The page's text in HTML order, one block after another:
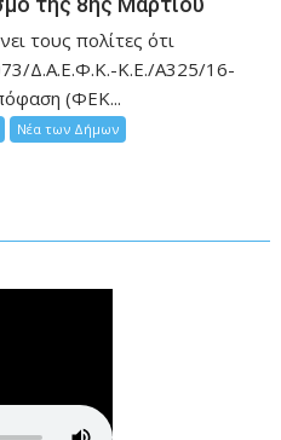
τους πολίτες ότι
Δ.Α.Ε.Φ.Κ.-Κ.Ε./Α325/16-
(ΦΕΚ...
Νέα των Δήμων